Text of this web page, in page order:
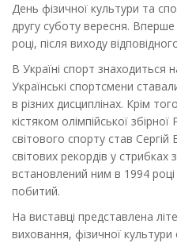
День фізичної культури та
другу суботу вересня.
році, після виходу
В Україні спорт знаходиться
Українські спортсмени
в різних дисциплінах. Крім
кістяком олімпійської
світового спорту став
світових рекордів у
встановлений ним в 1994
побитий.
На виставці представлена
виховання, фізичної культури